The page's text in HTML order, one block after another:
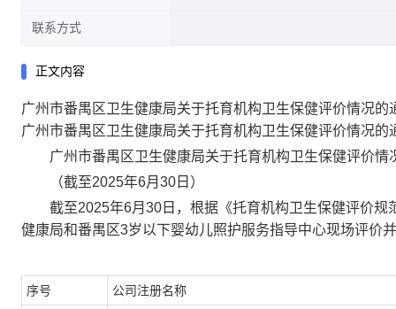
联系方式
正文内容
广州市番禺区卫生健康局关于托育机构卫生保健评价情况
广州市番禺区卫生健康局关于托育机构卫生保健评价情况
广州市番禺区卫生健康局关于托育机构卫生保健评价情
（截至2025年6月30日）
截至2025年6月30日，根据《托育机构卫生保健评价规
健康局和番禺区3岁以下婴幼儿照护服务指导中心现场评价
序号 公司注册名称